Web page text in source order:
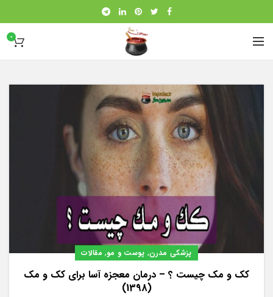
0
پزشکی مدرن, پوست و مو, مقالات
کک و مک چیست ؟ – درمان معجزه آسا برای کک و مک
(1398)